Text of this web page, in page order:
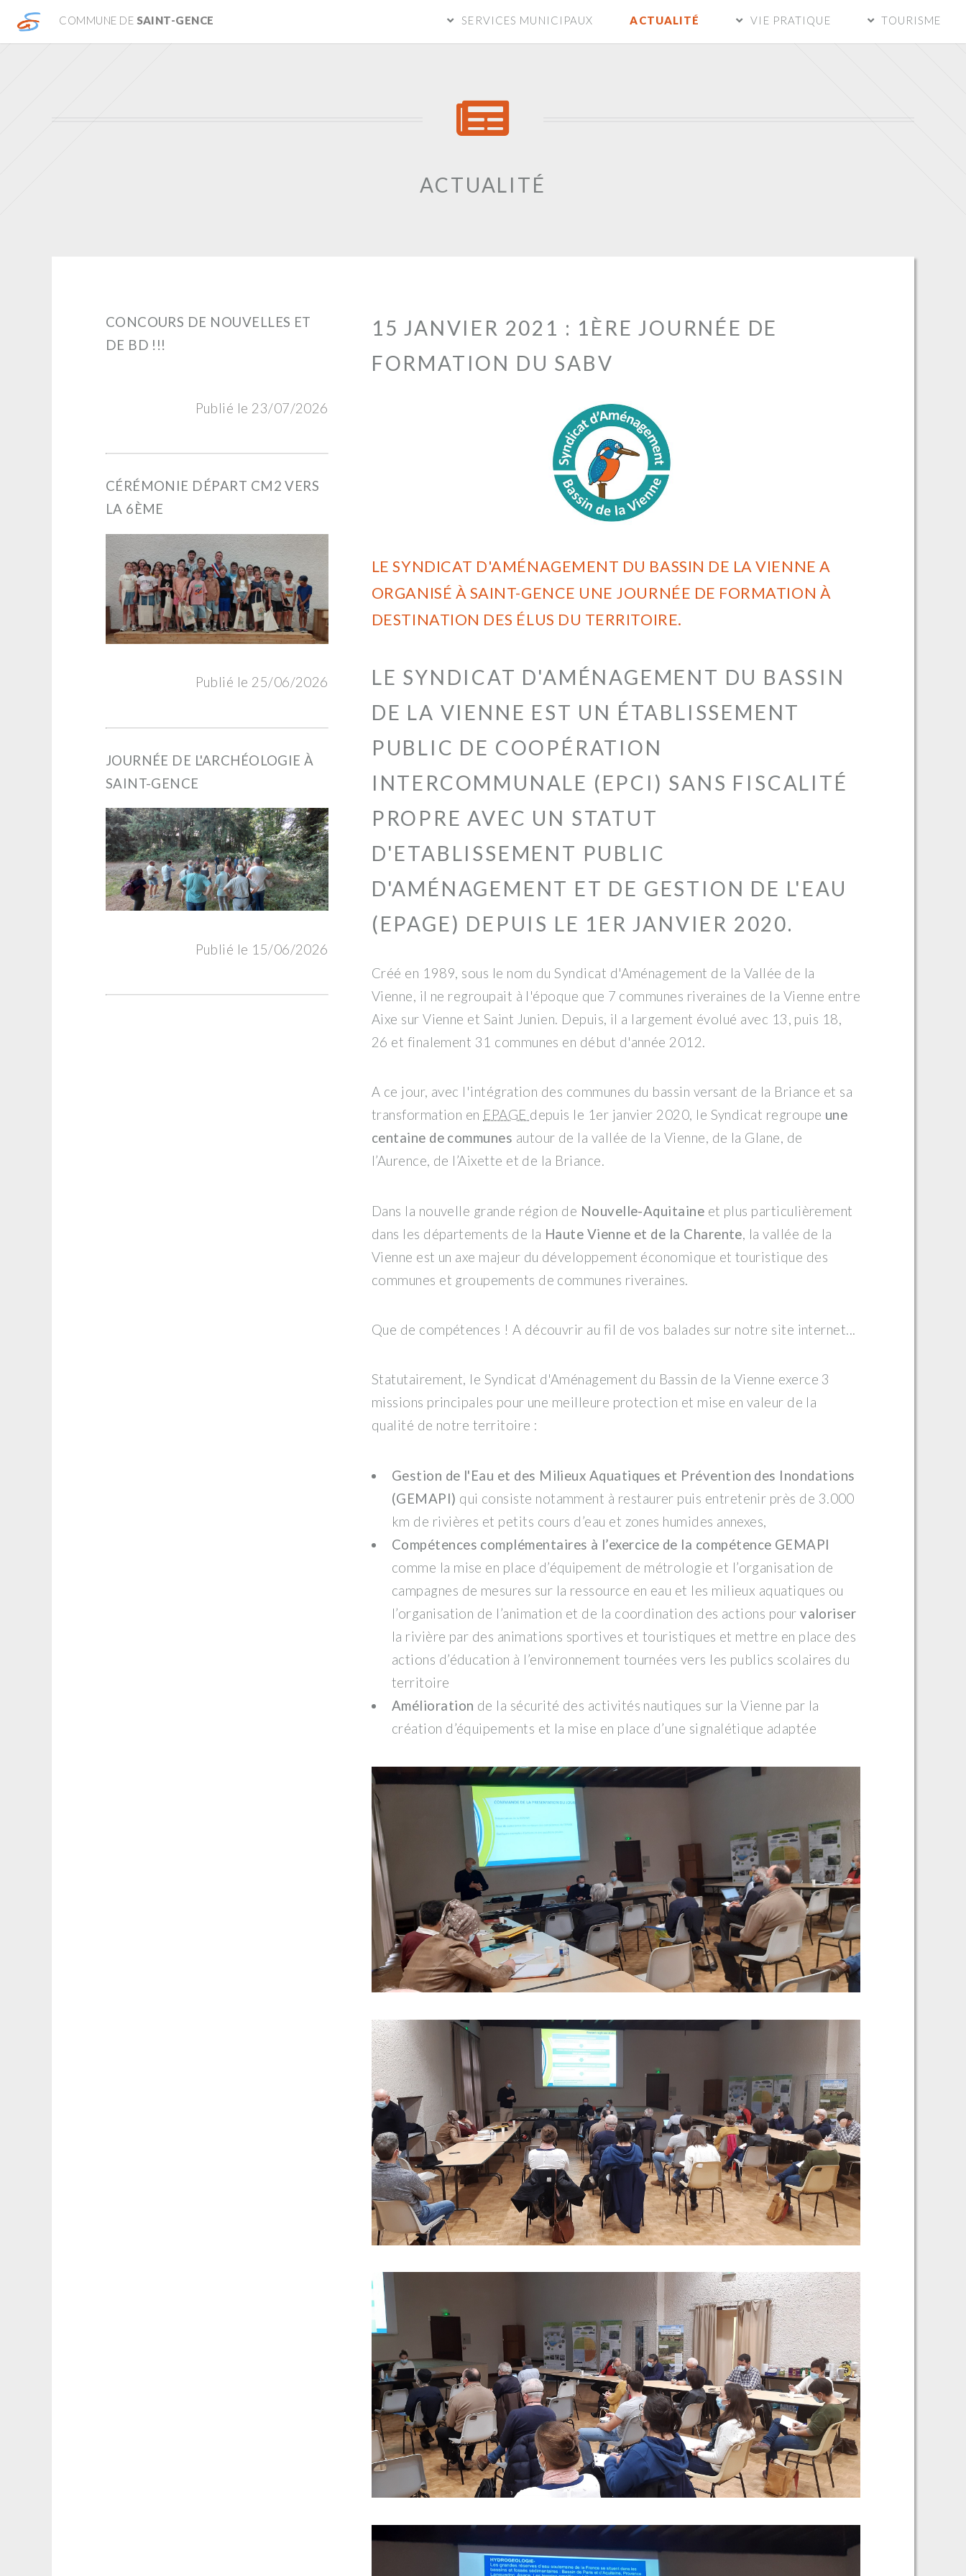
COMMUNE DE SAINT-GENCE SERVICES MUNICIPAUX ACTUALITÉ VIE PRATIQUE TOURISME
ACTUALITÉ
CONCOURS DE NOUVELLES ET
DE BD !!!
Publié le 23/07/2026
CÉRÉMONIE DÉPART CM2 VERS
LA 6ÈME
Publié le 25/06/2026
JOURNÉE DE L'ARCHÉOLOGIE À
SAINT-GENCE
Publié le 15/06/2026
15 JANVIER 2021 : 1ÈRE JOURNÉE DE
FORMATION DU SABV
LE SYNDICAT D'AMÉNAGEMENT DU BASSIN DE LA VIENNE A
ORGANISÉ À SAINT-GENCE UNE JOURNÉE DE FORMATION À
DESTINATION DES ÉLUS DU TERRITOIRE.
LE SYNDICAT D'AMÉNAGEMENT DU BASSIN
DE LA VIENNE EST UN ÉTABLISSEMENT
PUBLIC DE COOPÉRATION
INTERCOMMUNALE (EPCI) SANS FISCALITÉ
PROPRE AVEC UN STATUT
D'ETABLISSEMENT PUBLIC
D'AMÉNAGEMENT ET DE GESTION DE L'EAU
(EPAGE) DEPUIS LE 1ER JANVIER 2020.
Créé en 1989, sous le nom du Syndicat d'Aménagement de la Vallée de la
Vienne, il ne regroupait à l'époque que 7 communes riveraines de la Vienne entre
Aixe sur Vienne et Saint Junien. Depuis, il a largement évolué avec 13, puis 18,
26 et finalement 31 communes en début d'année 2012.
A ce jour, avec l'intégration des communes du bassin versant de la Briance et sa
transformation en EPAGE depuis le 1er janvier 2020, le Syndicat regroupe une
centaine de communes autour de la vallée de la Vienne, de la Glane, de
l’Aurence, de l’Aixette et de la Briance.
Dans la nouvelle grande région de Nouvelle-Aquitaine et plus particulièrement
dans les départements de la Haute Vienne et de la Charente, la vallée de la
Vienne est un axe majeur du développement économique et touristique des
communes et groupements de communes riveraines.
Que de compétences ! A découvrir au fil de vos balades sur notre site internet...
Statutairement, le Syndicat d'Aménagement du Bassin de la Vienne exerce 3
missions principales pour une meilleure protection et mise en valeur de la
qualité de notre territoire :
Gestion de l'Eau et des Milieux Aquatiques et Prévention des Inondations
(GEMAPI) qui consiste notamment à restaurer puis entretenir près de 3.000
km de rivières et petits cours d’eau et zones humides annexes,
Compétences complémentaires à l’exercice de la compétence GEMAPI
comme la mise en place d’équipement de métrologie et l’organisation de
campagnes de mesures sur la ressource en eau et les milieux aquatiques ou
l’organisation de l’animation et de la coordination des actions pourvaloriser
la rivière par des animations sportives et touristiques et mettre en place des
actions d’éducation à l’environnement tournées vers les publics scolaires du
territoire
Amélioration de la sécurité des activités nautiques sur la Vienne par la
création d’équipements et la mise en place d’une signalétique adaptée